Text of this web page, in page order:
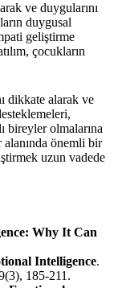
ve duygularını
duygusal
geliştirme
çocukların
dikkate alarak ve
bireyler olmalarına
alanında önemli bir
uzun vadede
Why It Can
Intelligence.
185-211.